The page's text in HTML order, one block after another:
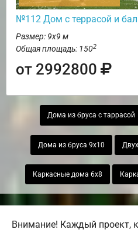
№112 Дом с террасой и
Размер: 9х9 м
Общая площадь: 1502
от 2992800
Дома из бруса с таррасой
Дома из бруса 9х10
Каркасные дома 6х8
Внимание! Каждый проект,